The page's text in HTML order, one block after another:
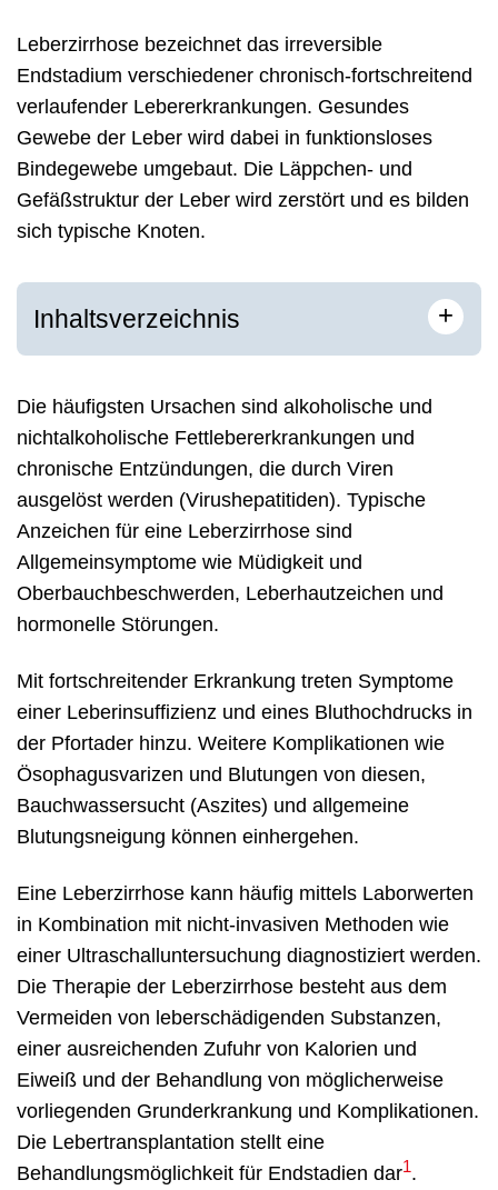
Leberzirrhose bezeichnet das irreversible
Endstadium verschiedener chronisch-fortschreitend
verlaufender Lebererkrankungen. Gesundes
Gewebe der Leber wird dabei in funktionsloses
Bindegewebe umgebaut. Die Läppchen- und
Gefäßstruktur der Leber wird zerstört und es bilden
sich typische Knoten.
Inhaltsverzeichnis +
Die häufigsten Ursachen sind alkoholische und
nichtalkoholische Fettlebererkrankungen und
chronische Entzündungen, die durch Viren
ausgelöst werden (Virushepatitiden). Typische
Anzeichen für eine Leberzirrhose sind
Allgemeinsymptome wie Müdigkeit und
Oberbauchbeschwerden, Leberhautzeichen und
hormonelle Störungen.
Mit fortschreitender Erkrankung treten Symptome
einer Leberinsuffizienz und eines Bluthochdrucks in
der Pfortader hinzu. Weitere Komplikationen wie
Ösophagusvarizen und Blutungen von diesen,
Bauchwassersucht (Aszites) und allgemeine
Blutungsneigung können einhergehen.
Eine Leberzirrhose kann häufig mittels Laborwerten
in Kombination mit nicht-invasiven Methoden wie
einer Ultraschalluntersuchung diagnostiziert werden.
Die Therapie der Leberzirrhose besteht aus dem
Vermeiden von leberschädigenden Substanzen,
einer ausreichenden Zufuhr von Kalorien und
Eiweiß und der Behandlung von möglicherweise
vorliegenden Grunderkrankung und Komplikationen.
Die Lebertransplantation stellt eine
Behandlungsmöglichkeit für Endstadien dar1.